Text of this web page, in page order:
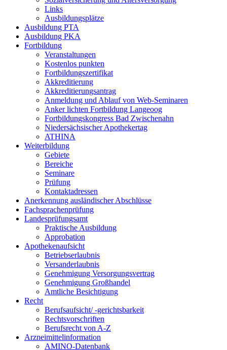
Links
Ausbildungsplätze
Ausbildung PTA
Ausbildung PKA
Fortbildung
Veranstaltungen
Kostenlos punkten
Fortbildungszertifikat
Akkreditierung
Akkreditierungsantrag
Anmeldung und Ablauf von Web-Seminaren
Anker lichten Fortbildung Langeoog
Fortbildungskongress Bad Zwischenahn
Niedersächsischer Apothekertag
ATHINA
Weiterbildung
Gebiete
Bereiche
Seminare
Prüfung
Kontaktadressen
Anerkennung ausländischer Abschlüsse
Fachsprachenprüfung
Landesprüfungsamt
Praktische Ausbildung
Approbation
Apothekenaufsicht
Betriebserlaubnis
Versanderlaubnis
Genehmigung Versorgungsvertrag
Genehmigung Großhandel
Amtliche Besichtigung
Recht
Berufsaufsicht/ -gerichtsbarkeit
Rechtsvorschriften
Berufsrecht von A-Z
Arzneimittelinformation
AMINO-Datenbank